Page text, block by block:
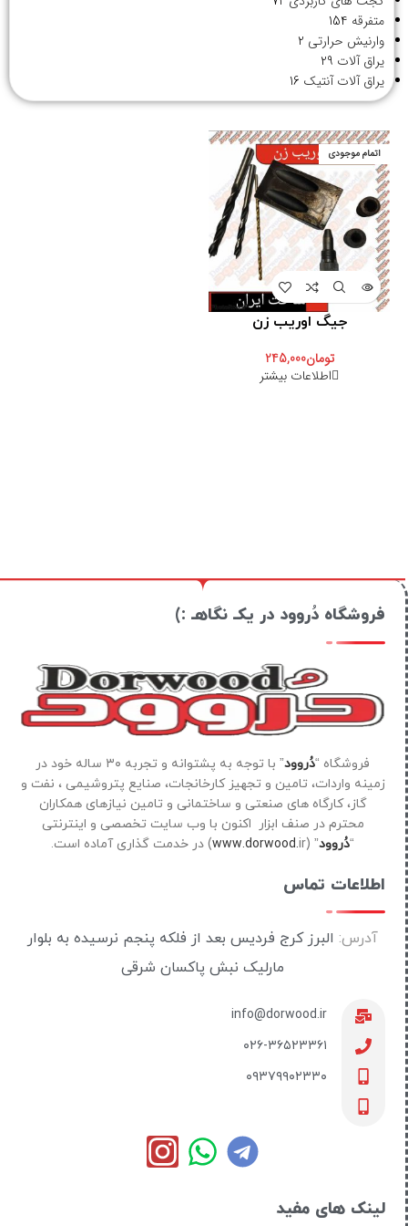
متفرقه 154
وارنیش حرارتی 2
یراق آلات 29
یراق آلات آنتیک 16
اتمام موجودی
جیگ اوریب زن
تومان245,000
اطلاعات بیشتر
فروشگاه دُروود در یکـ نگاهـ :)
فروشگاه “دُروود
” با توجه به پشتوانه و تجربه ۳۰ ساله خود در
زمینه واردات، تامین و تجهیز کارخانجات، صنایع پتروشیمی ، نفت و
گاز، کارگاه های صنعتی و ساختمانی و تامین نیازهای همکاران
محترم در صنف ابزار اکنون با وب سایت تخصصی و اینترنتی
“دُروود” (
www.dorwood.ir) در خدمت گذاری آماده است.
اطلاعات تماس
آدرس: البرز کرج فردیس بعد از فلکه پنجم نرسیده به بلوار
مارلیک نبش پاکسان شرقی
info@dorwood.ir
۰۲۶-۳۶۵۲۳۳۶۱
۰۹۳۷۹۹۰۲۳۳۰
لینک های مفید